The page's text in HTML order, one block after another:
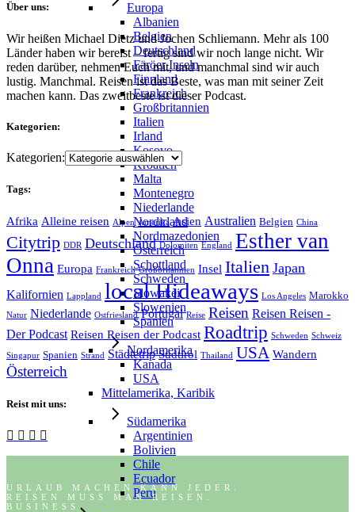
Europa
Albanien
Belgien
Deutschland
Färöer Inseln
Finnland
Frankreich
Großbritannien
Italien
Irland
Kosovo
Kroatien
Malta
Montenegro
Niederlande
Nordirland
Nordmazedonien
Österreich
Schottland
Schweden
Slowakei
Slowenien
Spanien
Nordamerika
Kanada
USA
Mittelamerika, Karibik
Südamerika
Argentinien
Bolivien
Chile
Ecuador
Peru
Über uns:
Wir heißen Michael Dietz und Jochen Schliemann. Mehr als 100
Länder haben wir bereist – fertig sind wir noch lange nicht. Wir
reden darüber, nehmen Euch mit, und manchmal sind wir auch
lustig. Manchmal. Reisen ist das Beste, was man mit seiner Zeit
machen kann. Das zweitbeste ist dieser Podcast.
Kategorien:
Kategorien:
Tags:
Afrika Alleine reisen Alpen Amerika Asien Australien Belgien China
Citytrip DDR Deutschland Dolomiten England Esther van
Onna Europa Frankreich Großbritannien Insel Italien Japan
Kalifornien Lappland local Hideaways Los Angeles Marokko
Natur Niederlande Ostfriesland Portugal Reise Reisen Reisen Reisen -
Der Podcast Reisen Reisen der Podcast Roadtrip Schweden Schweiz
Singapur Spanien Strand Städtetrip Südtirol Thailand USA Wandern
Österreich
Reist mit uns:
URLAUB MACHEN KANN JEDER.
REISEN MUSS MAN REISEN.
BUSINESS